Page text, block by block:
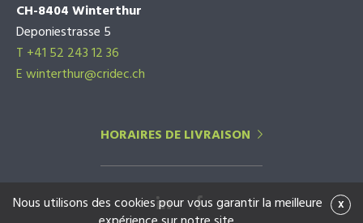
CH-8404 Winterthur
Deponiestrasse 5
T +41 52 243 12 36
E winterthur@cridec.ch
HORAIRES DE LIVRAISON
x
Nous utilisons des cookies pour vous garantir la meilleure